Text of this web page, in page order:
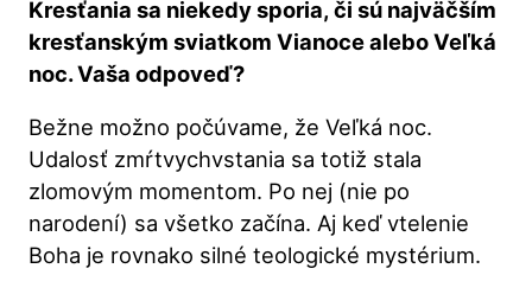
Kresťania sa niekedy sporia, či sú najväčším
kresťanským sviatkom Vianoce alebo Veľká
noc. Vaša odpoveď?
Bežne možno počúvame, že Veľká noc.
Udalosť zmŕtvychvstania sa totiž stala
zlomovým momentom. Po nej (nie po
narodení) sa všetko začína. Aj keď vtelenie
Boha je rovnako silné teologické mystérium.